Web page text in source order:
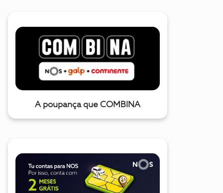
A poupança que COMBINA